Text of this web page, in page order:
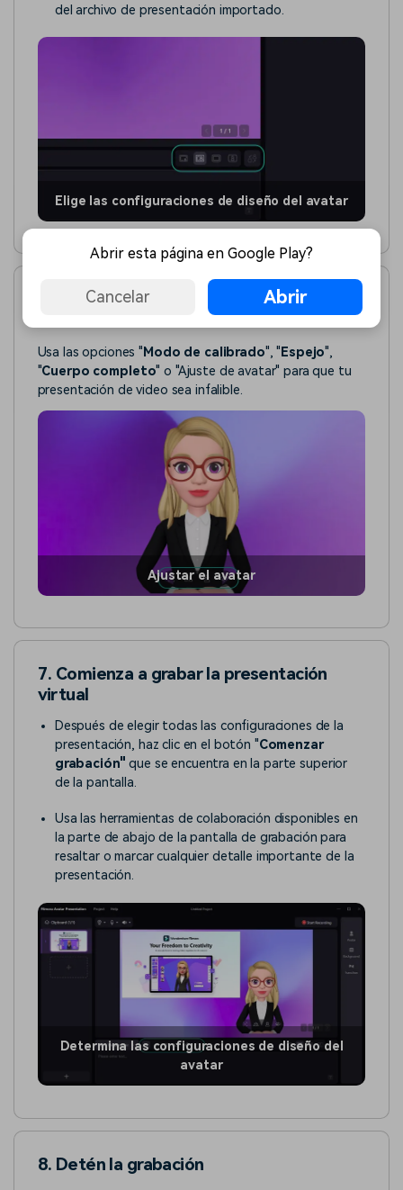
del archivo de presentación importado.
Elige las configuraciones de diseño del avatar
6. Ajusta el avatar a la presentación de
Usa las opciones " Modo de calibrado", " Espejo",
"Cuerpo completo" o "Ajuste de avatar" para que tu
presentación de video sea infalible.
Ajustar el avatar
7. Comienza a grabar la presentación
virtual
Después de elegir todas las configuraciones de la
presentación, haz clic en el botón "Comenzar
grabación" que se encuentra en la parte superior
de la pantalla.
Usa las herramientas de colaboración disponibles en
la parte de abajo de la pantalla de grabación para
resaltar o marcar cualquier detalle importante de la
presentación.
Determina las configuraciones de diseño del
avatar
8. Detén la grabación
Abrir esta página en Google Play?
Cancelar Abrir